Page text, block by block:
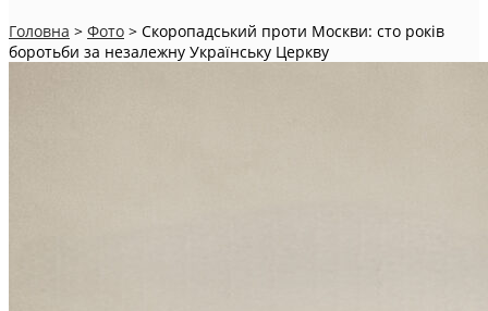
Головна > Фото > Скоропадський проти Москви: сто років
боротьби за незалежну Українську Церкву